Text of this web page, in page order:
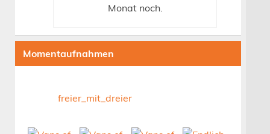
Monatnoch.
Momentaufnahmen
freier_mit_dreier